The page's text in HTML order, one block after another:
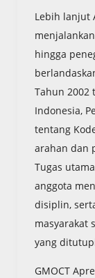
Lebih lanjut
hingga
Tahun 2002
Indonesia,
tentang
arahan dan
Tugas
anggota
disiplin,
masyarakat
yang
GMOCT